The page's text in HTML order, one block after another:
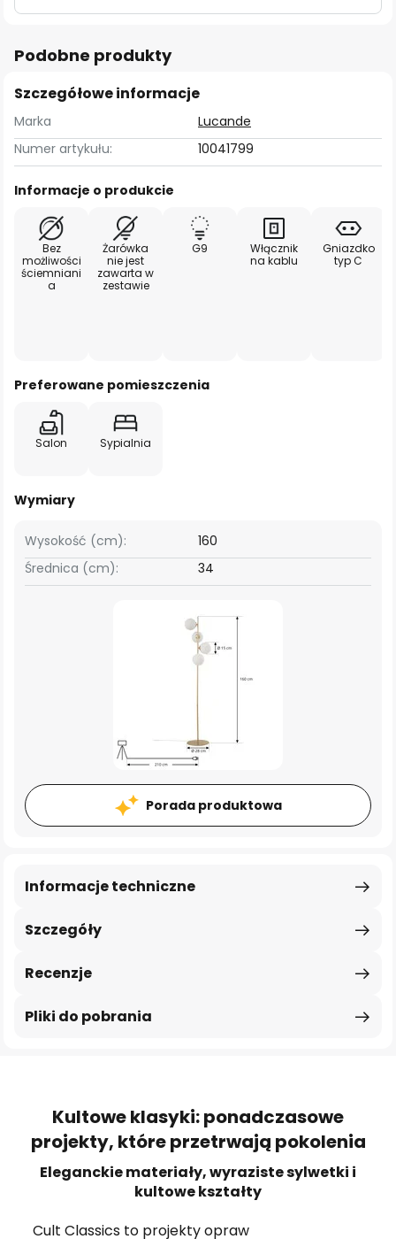
Podobne produkty
Szczegółowe informacje
Marka
Lucande
Numer artykułu:
10041799
Informacje o produkcie
Bez
możliwości
ściemniani
a
Żarówka
nie jest
zawarta w
zestawie
G9
Włącznik
na kablu
Gniazdko
typ C
Preferowane pomieszczenia
Salon Sypialnia
Wymiary
Wysokość (cm):
160
Średnica (cm):
34
Porada produktowa
Szczegóły
Informacje techniczne
Recenzje
Pliki do pobrania
Kultowe klasyki: ponadczasowe
projekty, które przetrwają pokolenia
Eleganckie materiały, wyraziste sylwetki i
kultowe kształty
Cult Classics to projekty opraw